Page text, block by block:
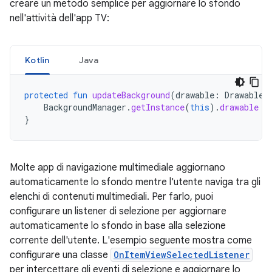
creare un metodo semplice per aggiornare lo sfondo
nell'attività dell'app TV:
Kotlin Java
protected fun updateBackground(drawable : Drawable
BackgroundManager .getInstance(this).drawable
}
Molte app di navigazione multimediale aggiornano
automaticamente lo sfondo mentre l'utente naviga tra gli
elenchi di contenuti multimediali. Per farlo, puoi
configurare un listener di selezione per aggiornare
automaticamente lo sfondo in base alla selezione
corrente dell'utente. L'esempio seguente mostra come
configurare una classe OnItemViewSelectedListener
per intercettare gli eventi di selezione e aggiornare lo